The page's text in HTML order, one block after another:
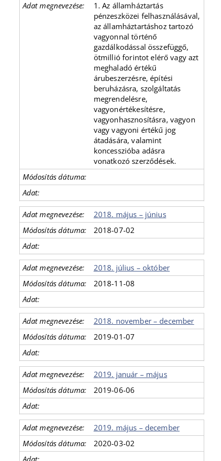
1. Az államháztartás
pénzeszközei felhasználásával,
az államháztartáshoz tartozó
vagyonnal történő
gazdálkodással összefüggő,
ötmillió forintot elérő vagy azt
meghaladó értékű
árubeszerzésre, építési
beruházásra, szolgáltatás
megrendelésre,
vagyonértékesítésre,
vagyonhasznosításra, vagyon
vagy vagyoni értékű jog
átadására, valamint
koncesszióba adásra
vonatkozó szerződések.
2018. május – június
2018-07-02
2018. július – október
2018-11-08
2018. november – december
2019-01-07
2019. január – május
2019-06-06
2019. május – december
2020-03-02